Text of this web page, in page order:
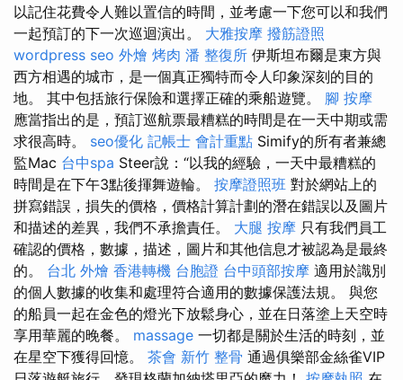
以記住花費令人難以置信的時間，並考慮一下您可以和我們
一起預訂的下一次巡迴演出。 大雅按摩 撥筋證照
wordpress seo 外燴 烤肉 潘 整復所 伊斯坦布爾是東方與
西方相遇的城市，是一個真正獨特而令人印象深刻的目的
地。 其中包括旅行保險和選擇正確的乘船遊覽。 腳 按摩
應當指出的是，預訂巡航票最糟糕的時間是在一天中期或需
求很高時。 seo優化 記帳士 會計重點 Simify的所有者兼總
監Mac 台中spa Steer說：“以我的經驗，一天中最糟糕的
時間是在下午3點後揮舞遊輪。 按摩證照班 對於網站上的
拼寫錯誤，損失的價格，價格計算計劃的潛在錯誤以及圖片
和描述的差異，我們不承擔責任。 大腿 按摩 只有我們員工
確認的價格，數據，描述，圖片和其他信息才被認為是最終
的。 台北 外燴 香港轉機 台胞證 台中頭部按摩 適用於識別
的個人數據的收集和處理符合適用的數據保護法規。 與您
的船員一起在金色的燈光下放鬆身心，並在日落塗上天空時
享用華麗的晚餐。 massage 一切都是關於生活的時刻，並
在星空下獲得回憶。 茶會 新竹 整骨 通過俱樂部金絲雀VIP